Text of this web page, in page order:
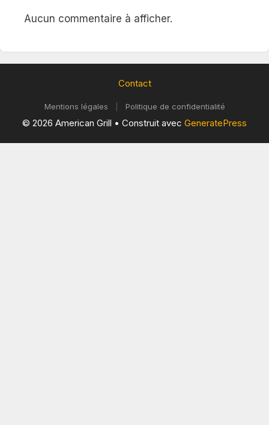
Aucun commentaire à afficher.
Contact
Mentions légales Politique de confidentialité
© 2026 American Grill • Construit avec GeneratePress